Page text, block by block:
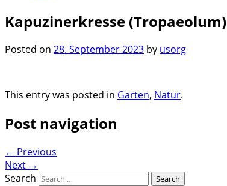
Kapuzinerkresse (Tropaeolum)
Posted on 28. September 2023 by usorg
This entry was posted in Garten, Natur.
Post navigation
← Previous
Next →
Search